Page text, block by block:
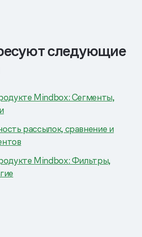
следующие
Mindbox: Сегменты,
рассылок, сравнение и
Mindbox: Фильтры,